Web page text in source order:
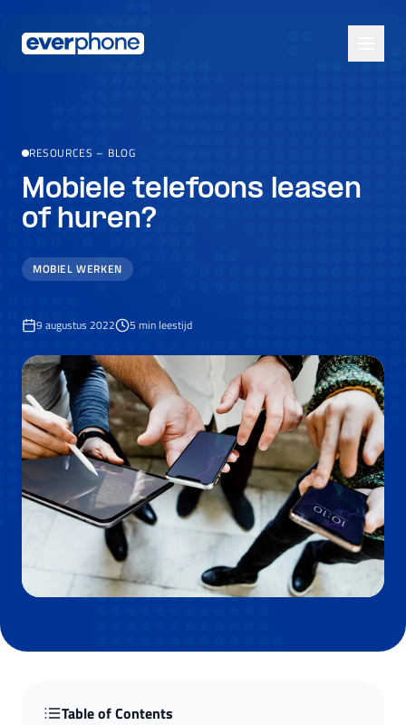
RESOURCES – BLOG
Mobiele telefoons leasen
of huren?
MOBIEL WERKEN
9 augustus 2022 5 min leestijd
Table of Contents